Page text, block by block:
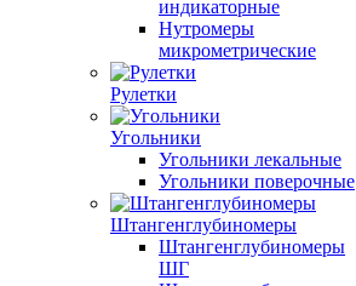
индикаторные
Нутромеры
микрометрические
Рулетки
Угольники
Угольники лекальные
Угольники поверочные
Штангенглубиномеры
Штангенглубиномеры
ШГ